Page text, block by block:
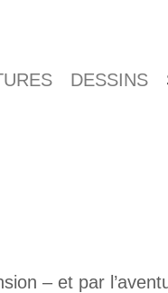
DESSINS
– et par